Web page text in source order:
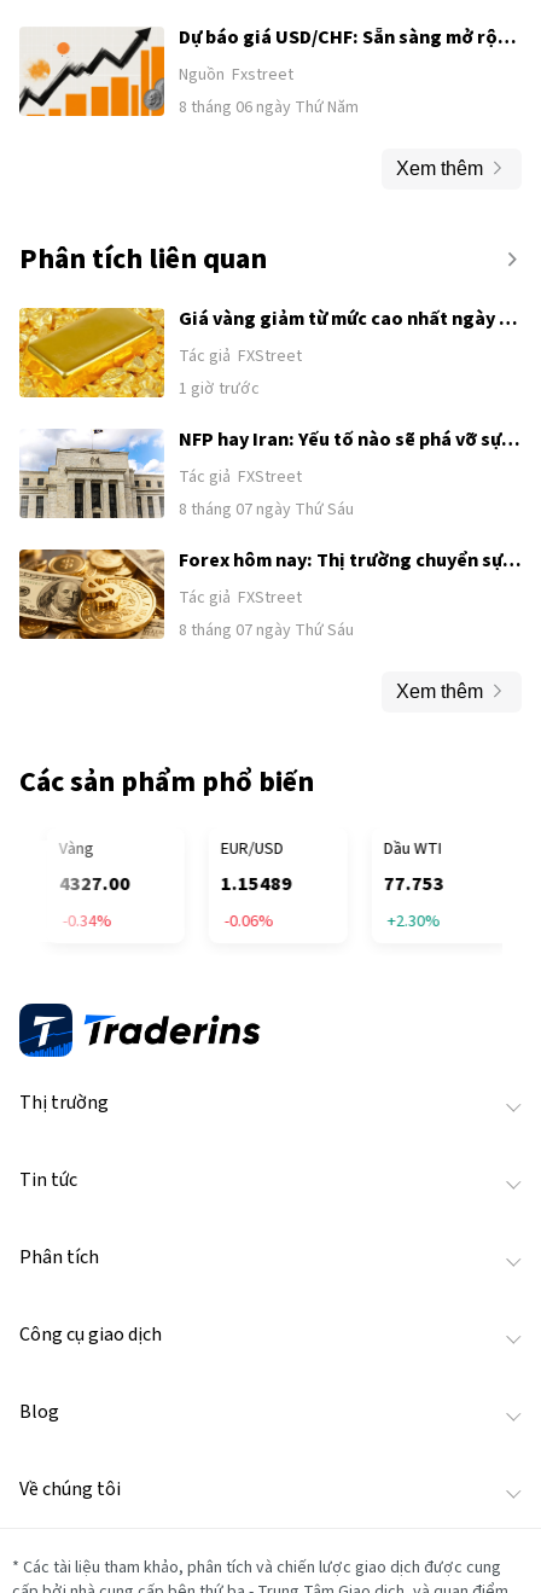
Dự báo giá USD/CHF: Sẵn sàng mở rộng
đà tăng vượt 0,8100 trong bối cảnh
thiết lập tăng giá
Nguồn Fxstreet
8 tháng 06 ngày Thứ Năm
Xem thêm
Phân tích liên quan
Giá vàng giảm từ mức cao nhất ngày 17
tháng 6 trong bối cảnh USD tăng; duy
trì trên mức hỗ trợ then chốt 4.300$
Tác giả FXStreet
1 giờ trước
NFP hay Iran: Yếu tố nào sẽ phá vỡ sự
tích luỹ của Chỉ số đô la Mỹ?
Tác giả FXStreet
8 tháng 07 ngày Thứ Sáu
Forex hôm nay: Thị trường chuyển sự
chú ý từ Trung Đông sang Bảng lương
phi nông nghiệp của Mỹ
Tác giả FXStreet
8 tháng 07 ngày Thứ Sáu
Xem thêm
Các sản phẩm phổ biến
Vàng
4327.00
-0.34%
EUR/USD
1.15489
-0.06%
Dầu WTI
77.753
+2.30%
Thị trường
Tin tức
Phân tích
Công cụ giao dịch
Blog
Về chúng tôi
* Các tài liệu tham khảo, phân tích và chiến lược giao dịch được cung